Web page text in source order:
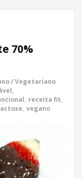
70%
/ Vegetariano
,
, receita fit,
, vegano